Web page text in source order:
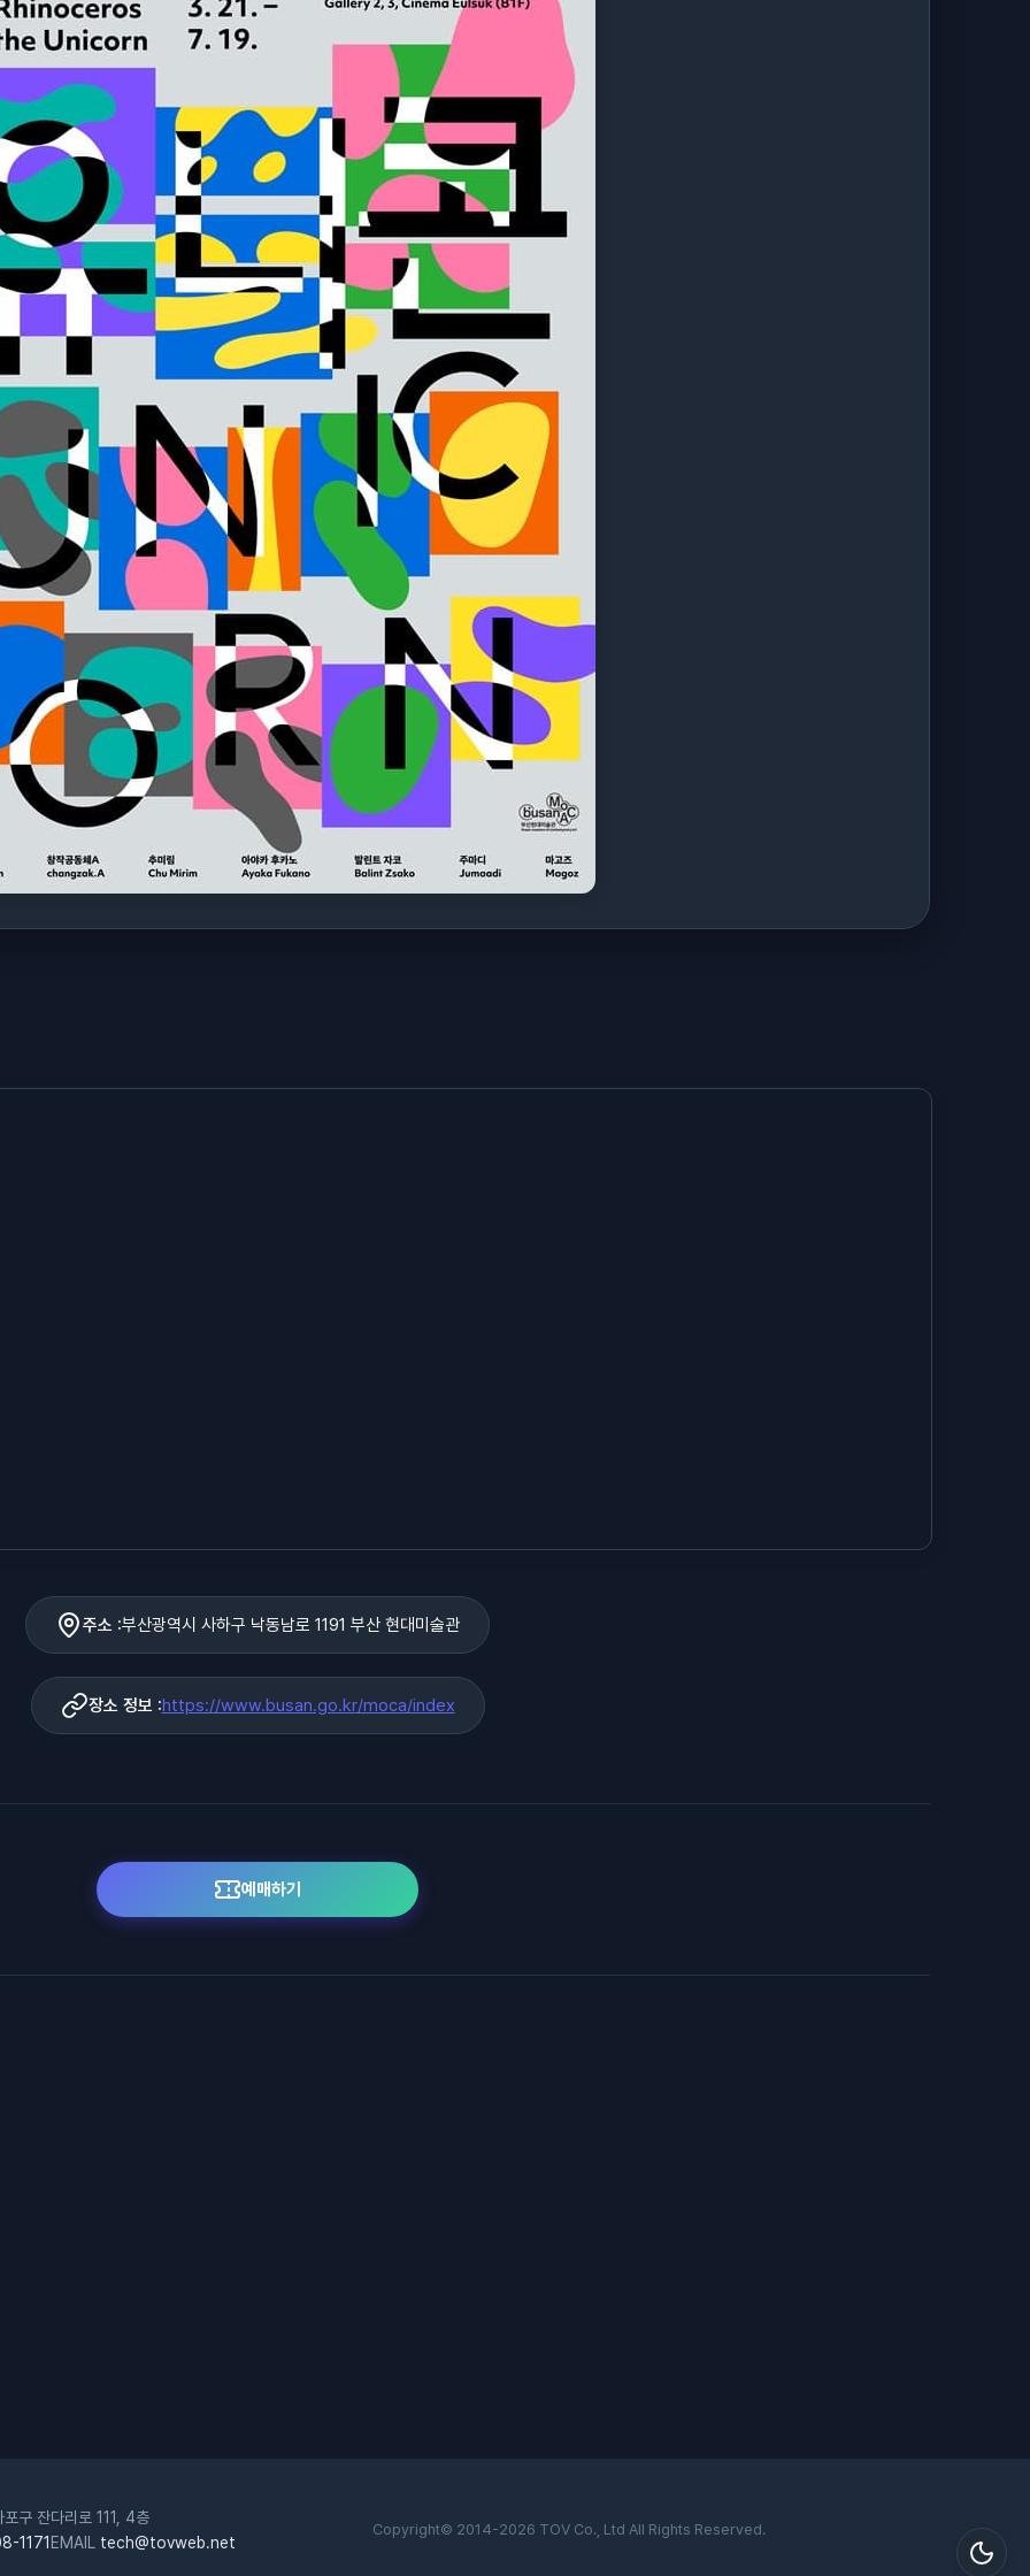
주소 :부산광역시 사하구 낙동남로 1191 부산 현대미술관
장소 정보 :https://www.busan.go.kr/moca/index
예매하기
포구 잔다리로 111, 4층
1171EMAIL tech@tovweb.net
Copyright© 2014-2026 TOV Co., Ltd All Rights Reserved.